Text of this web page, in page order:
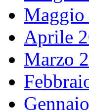
Maggio
Aprile
Marzo